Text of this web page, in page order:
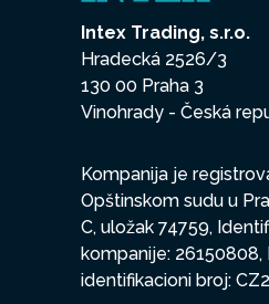
od
Sve ovoIntex Trading, s.r.o.
Hradecká 2526/3
130 00 Praha 3
Vinohrady - Česká
Kompanija je
Opštinskom sudu u
C, uložak 74759,
kompanije: 26150808,
identifikacioni broj: